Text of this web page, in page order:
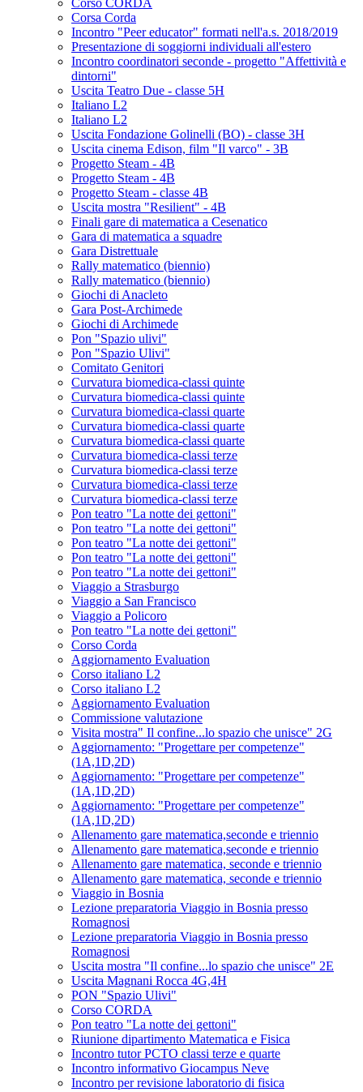
Corso CORDA
Corsa Corda
Incontro "Peer educator" formati nell'a.s. 2018/2019
Presentazione di soggiorni individuali all'estero
Incontro coordinatori seconde - progetto "Affettività e
dintorni"
Uscita Teatro Due - classe 5H
Italiano L2
Italiano L2
Uscita Fondazione Golinelli (BO) - classe 3H
Uscita cinema Edison, film "Il varco" - 3B
Progetto Steam - 4B
Progetto Steam - 4B
Progetto Steam - classe 4B
Uscita mostra "Resilient" - 4B
Finali gare di matematica a Cesenatico
Gara di matematica a squadre
Gara Distrettuale
Rally matematico (biennio)
Rally matematico (biennio)
Giochi di Anacleto
Gara Post-Archimede
Giochi di Archimede
Pon "Spazio ulivi"
Pon "Spazio Ulivi"
Comitato Genitori
Curvatura biomedica-classi quinte
Curvatura biomedica-classi quinte
Curvatura biomedica-classi quarte
Curvatura biomedica-classi quarte
Curvatura biomedica-classi quarte
Curvatura biomedica-classi terze
Curvatura biomedica-classi terze
Curvatura biomedica-classi terze
Curvatura biomedica-classi terze
Pon teatro "La notte dei gettoni"
Pon teatro "La notte dei gettoni"
Pon teatro "La notte dei gettoni"
Pon teatro "La notte dei gettoni"
Pon teatro "La notte dei gettoni"
Viaggio a Strasburgo
Viaggio a San Francisco
Viaggio a Policoro
Pon teatro "La notte dei gettoni"
Corso Corda
Aggiornamento Evaluation
Corso italiano L2
Corso italiano L2
Aggiornamento Evaluation
Commissione valutazione
Visita mostra" Il confine...lo spazio che unisce" 2G
Aggiornamento: "Progettare per competenze"
(1A,1D,2D)
Aggiornamento: "Progettare per competenze"
(1A,1D,2D)
Aggiornamento: "Progettare per competenze"
(1A,1D,2D)
Allenamento gare matematica,seconde e triennio
Allenamento gare matematica,seconde e triennio
Allenamento gare matematica, seconde e triennio
Allenamento gare matematica, seconde e triennio
Viaggio in Bosnia
Lezione preparatoria Viaggio in Bosnia presso
Romagnosi
Lezione preparatoria Viaggio in Bosnia presso
Romagnosi
Uscita mostra "Il confine...lo spazio che unisce" 2E
Uscita Magnani Rocca 4G,4H
PON "Spazio Ulivi"
Corso CORDA
Pon teatro "La notte dei gettoni"
Riunione dipartimento Matematica e Fisica
Incontro tutor PCTO classi terze e quarte
Incontro informativo Giocampus Neve
Incontro per revisione laboratorio di fisica